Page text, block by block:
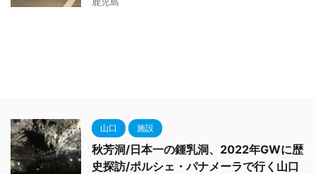
山口 施設
秋芳洞/日本一の鍾乳洞、2022年GWに歴
史探訪/ポルシェ・パナメーラで行く山口